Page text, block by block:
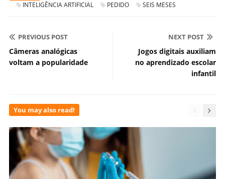
INTELIGÊNCIA ARTIFICIAL
PEDIDO SEIS MESES
PREVIOUS POST
Câmeras analógicas
voltam a popularidade
NEXT POST
Jogos digitais auxiliam
no aprendizado escolar
infantil
You may also read!